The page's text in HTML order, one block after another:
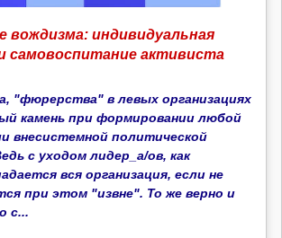
вождизма: индивидуальная
самовоспитание активиста
"фюрерства" в левых организациях
камень при формировании любой
внесистемной политической
с уходом лидер_а/ов, как
вся организация, если не
при этом "извне". То же верно и
с...